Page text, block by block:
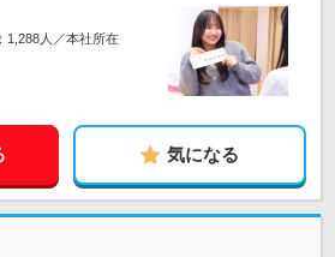
1,288人／本社所在
気になる